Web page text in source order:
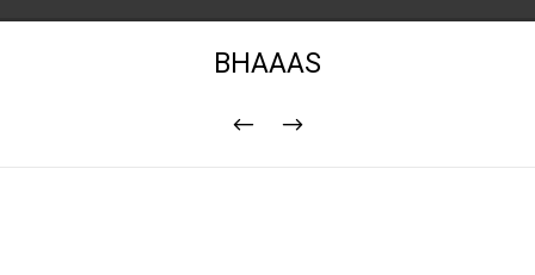
BHAAAS